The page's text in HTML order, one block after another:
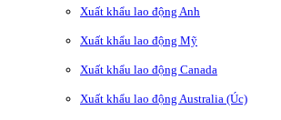
Xuất khẩu lao động Anh
Xuất khẩu lao động Mỹ
Xuất khẩu lao động Canada
Xuất khẩu lao động Australia (Úc)